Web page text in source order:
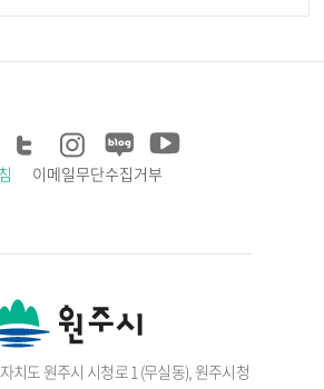
이메일무단수집거부
치도 원주시 시청로 1 (무실동), 원주시청